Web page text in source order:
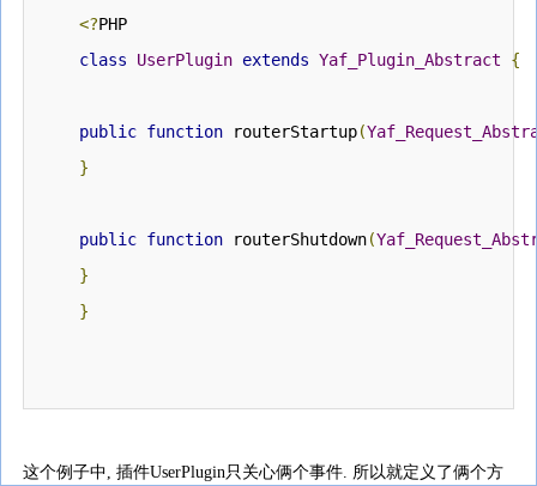
<?PHP
class
UserPlugin extends Yaf_Plugin_Abstract {
public function routerStartup(
}
public function routerShutdown(
}
}
这个例子中, 插件UserPlugin只关心俩个事件. 所以就定义了俩个方